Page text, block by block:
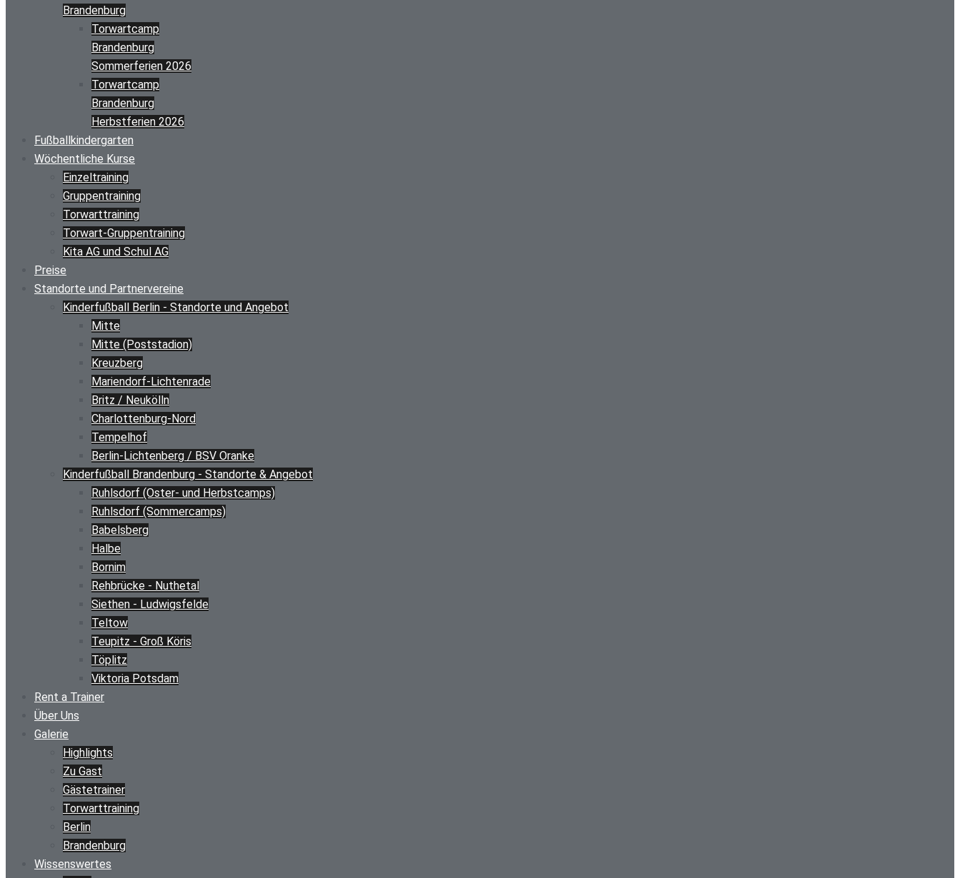
Brandenburg
Torwartcamp
Brandenburg
Sommerferien 2026
Torwartcamp
Brandenburg
Herbstferien 2026
Fußballkindergarten
Wöchentliche Kurse
Einzeltraining
Gruppentraining
Torwarttraining
Torwart-Gruppentraining
Kita AG und Schul AG
Preise
Standorte und Partnervereine
Kinderfußball Berlin - Standorte und Angebot
Mitte
Mitte (Poststadion)
Kreuzberg
Mariendorf-Lichtenrade
Britz / Neukölln
Charlottenburg-Nord
Tempelhof
Berlin-Lichtenberg / BSV Oranke
Kinderfußball Brandenburg - Standorte & Angebot
Ruhlsdorf (Oster- und Herbstcamps)
Ruhlsdorf (Sommercamps)
Babelsberg
Halbe
Bornim
Rehbrücke - Nuthetal
Siethen - Ludwigsfelde
Teltow
Teupitz - Groß Köris
Töplitz
Viktoria Potsdam
Rent a Trainer
Über Uns
Galerie
Highlights
Zu Gast
Gästetrainer
Torwarttraining
Berlin
Brandenburg
Wissenswertes